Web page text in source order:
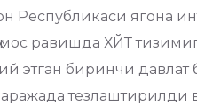
Республикаси ягона
мос равишда ХЙТ
этган биринчи давлат
тезлаштирилди